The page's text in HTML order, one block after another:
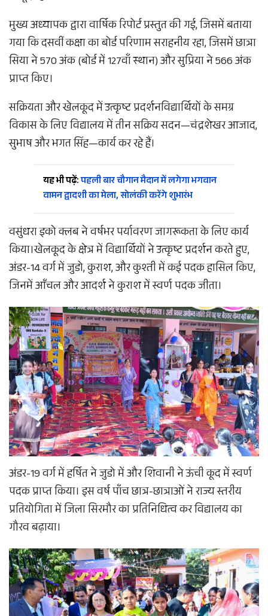
मुख्य अध्यापक द्वारा वार्षिक रिपोर्ट प्रस्तुत की गई, जिसमें बताया
गया कि दसवीं कक्षा का बोर्ड परिणाम सराहनीय रहा, जिसमें छात्रा
सिया ने 570 अंक (बोर्ड में 127वाँ स्थान) और सुप्रिया ने 566 अंक
प्राप्त किए।​
सक्रियता और खेलकूद में उत्कृष्ट प्रदर्शन​विद्यार्थियों के समग्र
विकास के लिए विद्यालय में तीन सक्रिय सदन—चंद्रशेखर आजाद,
सुभाष और भगत सिंह—कार्य कर रहे हैं।
यह भी पढ़ें:पहली बार चौगान मैदान में लगेगा भगवान
वामन द्वादशी का मेला, सोलंकी करेंगे शुभारंभ
वसुंधरा इको क्लब ने वर्षभर पर्यावरण जागरूकता के लिए कार्य
किया।​खेलकूद के क्षेत्र में विद्यार्थियों ने उत्कृष्ट प्रदर्शन करते हुए,
अंडर-14 वर्ग में जुडो, कुराश, और कुश्ती में कई पदक हासिल किए,
जिनमें आँचल और आदर्श ने कुराश में स्वर्ण पदक जीता।
अंडर-19 वर्ग में हर्षित ने जुडो में और शिवानी ने ऊंची कूद में स्वर्ण
पदक प्राप्त किया। इस वर्ष पाँच छात्र-छात्राओं ने राज्य स्तरीय
प्रतियोगिता में जिला सिरमौर का प्रतिनिधित्व कर विद्यालय का
गौरव बढ़ाया।​